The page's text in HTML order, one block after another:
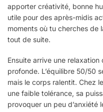
apporter créativité, bonne
utile pour des après-midis
moments où tu cherches de
tout de suite.
Ensuite arrive une
profonde. L’équilibre 50/50
mais le corps ralentit. Chez
une faible tolérance, sa
provoquer un peu d’anxiété